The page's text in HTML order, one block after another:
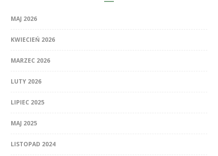
MAJ 2026
KWIECIEŃ 2026
MARZEC 2026
LUTY 2026
LIPIEC 2025
MAJ 2025
LISTOPAD 2024